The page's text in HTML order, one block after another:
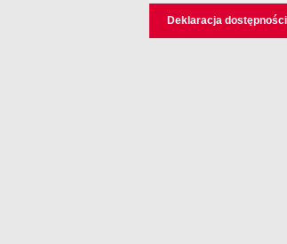
Deklaracja dostępności